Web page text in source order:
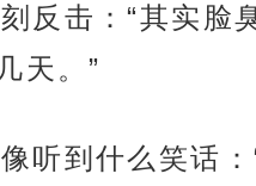
反击：“其实脸
天。”
听到什么笑话